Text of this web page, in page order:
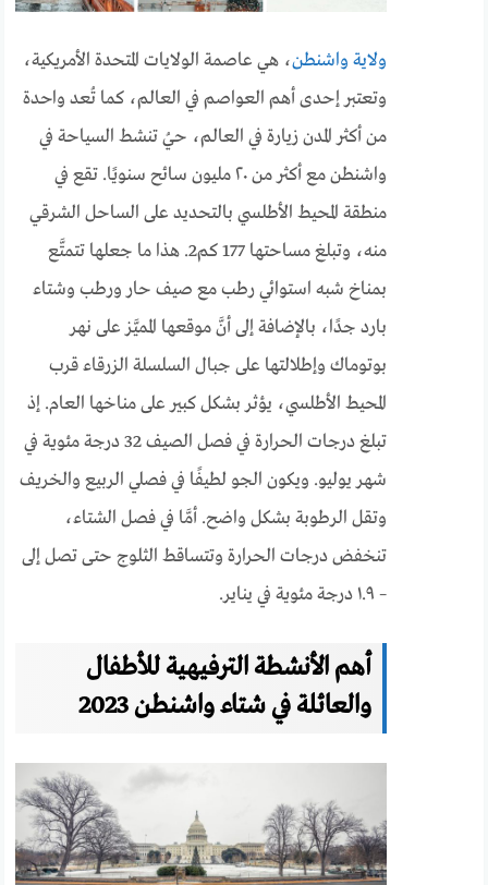
ولاية واشنطن، هي عاصمة الولايات المتحدة الأمريكية،
وتعتبر إحدى أهم العواصم في العالم، كما تُعد واحدة
من أكثر المدن زيارة في العالم، حيُ تنشط السياحة في
واشنطن مع أكثر من ٢٠ مليون سائح سنويًا. تقع في
منطقة المحيط الأطلسي بالتحديد على الساحل الشرقي
منه، وتبلغ مساحتها 177 كم2. هذا ما جعلها تتمتَّع
بمناخ شبه استوائي رطب مع صيف حار ورطب وشتاء
بارد جدًا، بالإضافة إلى أنَّ موقعها المميَّز على نهر
بوتوماك وإطلالتها على جبال السلسلة الزرقاء قرب
المحيط الأطلسي، يؤثر بشكل كبير على مناخها العام. إذ
تبلغ درجات الحرارة في فصل الصيف 32 درجة مئوية في
شهر يوليو. ويكون الجو لطيفًا في فصلي الربيع والخريف
وتقل الرطوبة بشكل واضح. أمَّا في فصل الشتاء،
تنخفض درجات الحرارة وتتساقط الثلوج حتى تصل إلى
– ١.٩ درجة مئوية في يناير.
أهم الأنشطة الترفيهية للأطفال
والعائلة في شتاء واشنطن 2023